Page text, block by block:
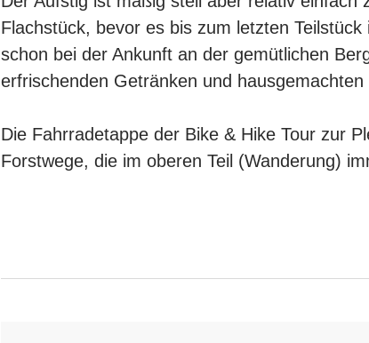
Flachstück, bevor es bis zum letzten
schon bei der Ankunft an der gemütlichen
erfrischenden Getränken und
Die Fahrradetappe der Bike & Hike Tour zur
Forstwege, die im oberen Teil (Wanderung)